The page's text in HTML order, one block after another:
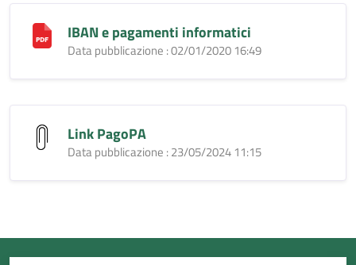
IBAN e pagamenti informatici
Data pubblicazione : 02/01/2020 16:49
Link PagoPA
Data pubblicazione : 23/05/2024 11:15